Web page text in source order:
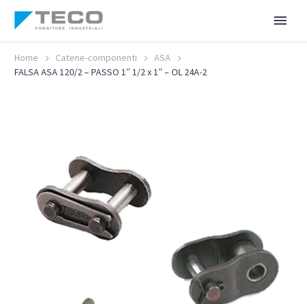
Home Catene-componenti
ASA
FALSA ASA 120/2 – PASSO 1″ 1/2 x 1″ – OL 24A-2